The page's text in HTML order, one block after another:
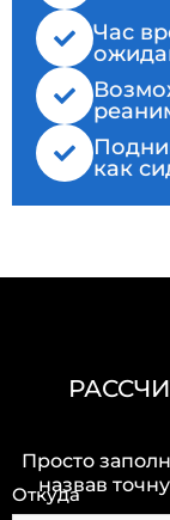
Час
как
Просто
назвав
Откуда